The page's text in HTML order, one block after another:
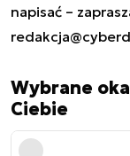
napisać –
Wybrane
Ciebie